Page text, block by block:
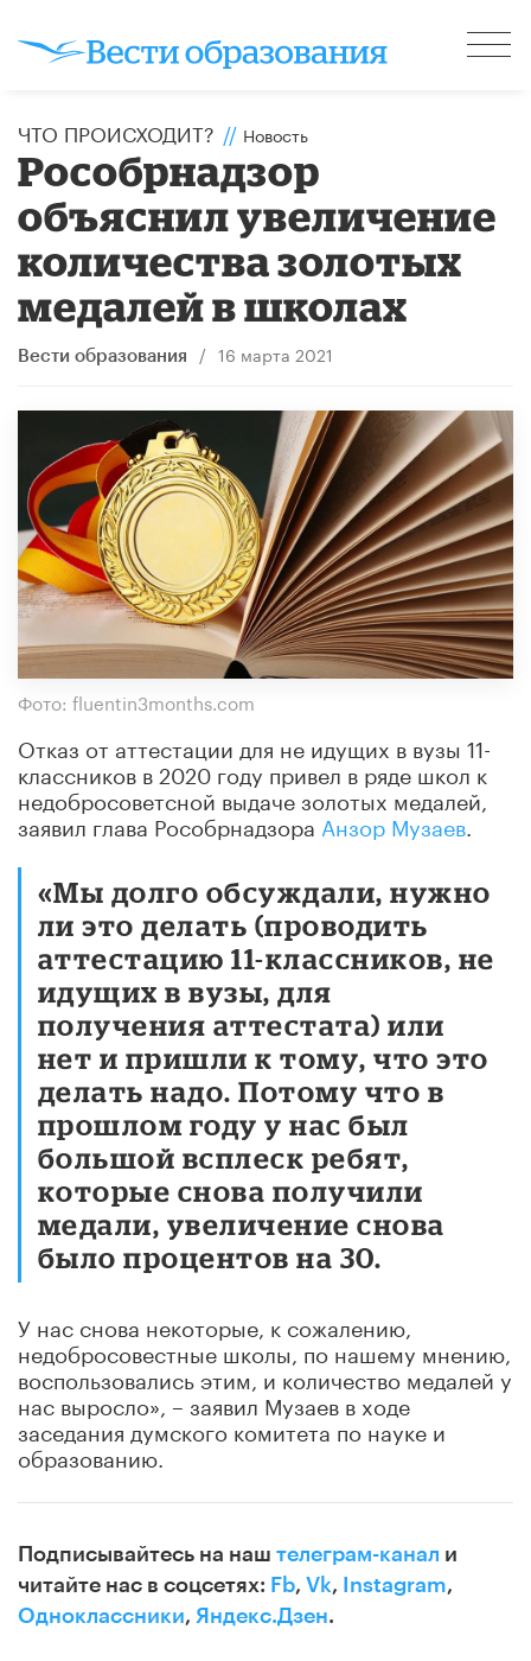
ЧТО ПРОИСХОДИТ? // Новость
Рособрнадзор
объяснил увеличение
количества золотых
медалей в школах
Вести образования / 16 марта 2021
Фото: fluentin3months.com
Отказ от аттестации для не идущих в вузы 11-
классников в 2020 году привел в ряде школ к
недобросоветсной выдаче золотых медалей,
заявил глава Рособрнадзора Анзор Музаев
«Мы долго обсуждали, нужно
ли это делать (проводить
аттестацию 11-классников, не
идущих в вузы, для
получения аттестата) или
нет и пришли к тому, что это
делать надо. Потому что в
прошлом году у нас был
большой всплеск ребят,
которые снова получили
медали, увеличение снова
было процентов на 30.
У нас снова некоторые, к сожалению,
недобросовестные школы, по нашему мнению,
воспользовались этим, и количество медалей у
нас выросло», – заявил Музаев в ходе
заседания думского комитета по науке и
образованию.
Подписывайтесь на наш телеграм-канал и
читайте нас в соцсетях: Fb, Vk, Instagram,
Одноклассники, Яндекс.Дзен.